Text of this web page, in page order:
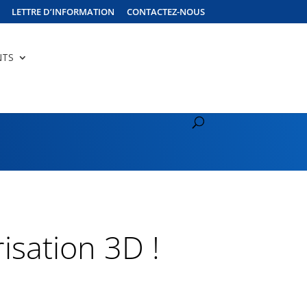
LETTRE D’INFORMATION CONTACTEZ-NOUS
3D !